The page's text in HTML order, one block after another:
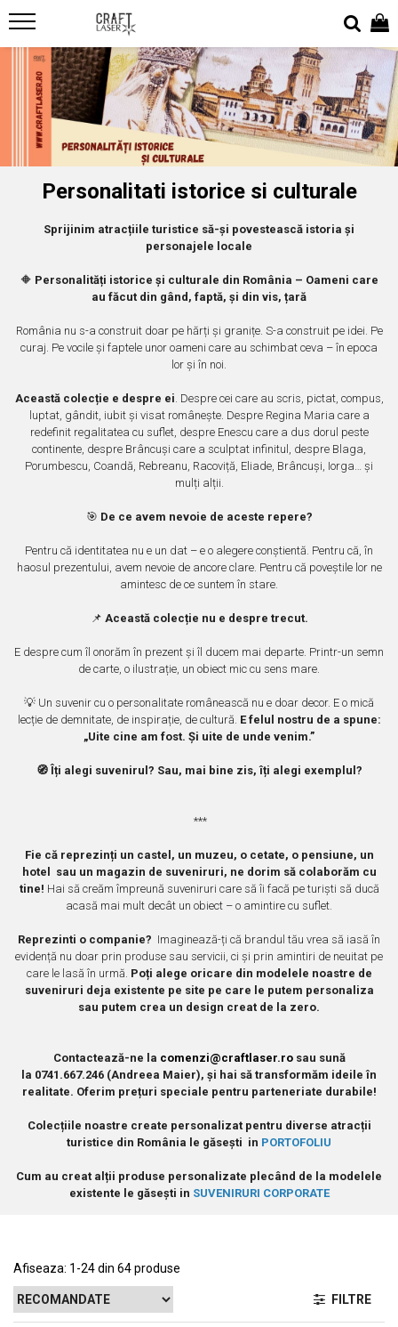
Suveniruri
Biserici medievale si fortificate
Biserica Evanghelica Fortificata
Harman
Biserica Fortificata Biertan
Biserica Fortificata Saschiz, Mures
Cetatea Calnic
Manastirea Cisterciana Cârța
Cetati si Castele
Castelul Bran
Castelul Cantacuzino
Castelul Karolyi, Carei
Castelul Peles
Cetatea Alba Carolina
Cetatea de Scaun a Sucevei
Bojdeuca "Ion Creanga", Iasi
Casa Darvas La Roche, Oradea
Casa Junimii Iasi (Muzeul Vasile
Castelul Julia Hasdeu (Muzeul
Memorial B.P. Hasdeu)
Cazinoul Constanta
Galeria Artei Iesene (Muzeul Nicolae
Orase si zone istorice
Brasov
Colonada Imperiala, Buzias
Iasi
Maramures
Timisoara
Palate si Curti Domnesti
Palatul Alexandru Ioan Cuza,
Palatul Culturii Iasi
Colectii suveniruri
Agende
Belle Epoque
Brelocuri suvenir
Decoratiuni casa & birou
Jocuri educative
Ceasuri
Lichidare stoc
Cani suvenir
Colectia "Orase Medievale"
Colectia Semne de carte Suvenir
Semn de carte suvenir gravat
Globuri suvenir
Magneti de frigider, din lemn
Magneti de frigider din lemn, VINTAGE
Magneti de frigider, din lemn, gravati
Mitul Dracula
Personalitati istorice si culturale
Puzzle suvenir
Sacose bumbac
Suport pahare suvenir din pluta
Tablou suvenir
Tablouri acuarela
Tablouri metalice
Colectia "Belle Epoque"
Colectia "Visit Romania"
Colectia Vintage
Sacose suvenir
Design de artist
Sacosa design original
Sacosa suvenir Destinatii Turistice
Tricouri suvenir
Tricouri suvenir Destinatii turistice
Tablouri metalice
Colectia "Belle Epoque"
Colectia "Visit Romania"
Colectia medievala
Colectia Vintage
Personalitati istorice si culturale
Sprijinim atracțiile turistice să-și povestească istoria și
personajele locale
🔶 Personalități istorice și culturale din România – Oameni care
au făcut din gând, faptă, și din vis, țară
România nu s-a construit doar pe hărți și granițe. S-a construit pe idei. Pe
curaj. Pe vocile și faptele unor oameni care au schimbat ceva – în epoca
lor și în noi.
Această colecție e despre ei. Despre cei care au scris, pictat, compus,
luptat, gândit, iubit și visat românește. Despre Regina Maria care a
redefinit regalitatea cu suflet, despre Enescu care a dus dorul peste
continente, despre Brâncuși care a sculptat infinitul, despre Blaga,
Porumbescu, Coandă, Rebreanu, Racoviță, Eliade, Brâncuși, Iorga… și
mulți alții.
🎯 De ce avem nevoie de aceste repere?
Pentru că identitatea nu e un dat – e o alegere conștientă. Pentru că, în
haosul prezentului, avem nevoie de ancore clare. Pentru că poveștile lor ne
amintesc de ce suntem în stare.
📌 Această colecție nu e despre trecut.
E despre cum îl onorăm în prezent și îl ducem mai departe. Printr-un semn
de carte, o ilustrație, un obiect mic cu sens mare.
💡 Un suvenir cu o personalitate românească nu e doar decor. E o mică
lecție de demnitate, de inspirație, de cultură. E felul nostru de a spune:
„Uite cine am fost. Și uite de unde venim.”
🧭 Îți alegi suvenirul? Sau, mai bine zis, îți alegi exemplul?
***
Fie că reprezinți un castel, un muzeu, o cetate, o pensiune, un
hotel sau un magazin de suveniruri, ne dorim să colaborăm cu
tine! Hai să creăm împreună suveniruri care să îi facă pe turiști să ducă
acasă mai mult decât un obiect – o amintire cu suflet.
Reprezinti o companie? Imaginează-ți că brandul tău vrea să iasă în
evidență nu doar prin produse sau servicii, ci și prin amintiri de neuitat pe
care le lasă în urmă. Poți alege oricare din modelele noastre de
suveniruri deja existente pe site pe care le putem personaliza
sau putem crea un design creat de la zero.
Contactează-ne la comenzi@craftlaser.rosau sună
la 0741.667.246 (Andreea Maier), și hai să transformăm ideile în
realitate. Oferim prețuri speciale pentru parteneriate durabile!
Colecțiile noastre create personalizat pentru diverse atracții
turistice din România le găsești in PORTOFOLIU
Cum au creat alții produse personalizate plecând de la modelele
existente le găsești in SUVENIRURI CORPORATE
Afiseaza: 1-24din 64produse
FILTRE